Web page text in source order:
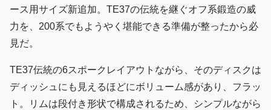
ース用サイズ新追加。TE37の伝統を継ぐオフ系鍛造の威
力を、200系でもようやく堪能できる準備が整ったから必
見だ。
TE37伝統の6スポークレイアウトながら、そのディスクは
ディッシュにも見えるほどにボリューム感があり、フラッ
ト。リムは段付き形状で構成されるため、シンプルながら